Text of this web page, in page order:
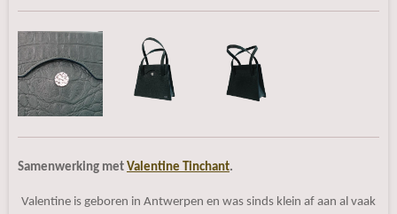
Samenwerking met Valentine Tinchant.
Valentine is geboren in Antwerpen en was sinds klein af aan al vaak